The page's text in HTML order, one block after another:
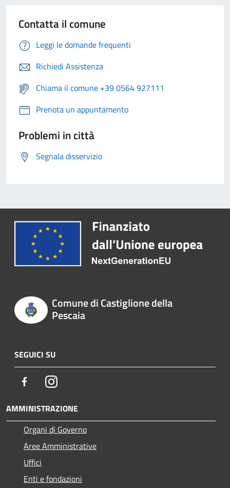
Contatta il comune
Leggi le domande frequenti
Richiedi Assistenza
Chiama il comune +39 0564 927111
Prenota un appuntamento
Problemi in città
Segnala disservizio
Comune di Castiglione della
Pescaia
SEGUICI SU
FacebookInstagram
AMMINISTRAZIONE
Organi di Governo
Aree Amministrative
Uffici
Enti e fondazioni